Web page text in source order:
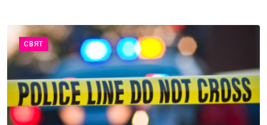
СВЯТ